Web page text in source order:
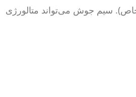
خاص). سیم جوش می‌تواند متالورژی